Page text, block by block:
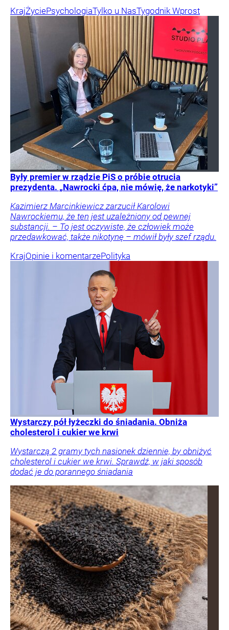
KrajŻyciePsychologiaTylko u NasTygodnik Wprost
Były premier w rządzie PiS o próbie otrucia
prezydenta. „Nawrocki ćpa, nie mówię, że narkotyki”
Kazimierz Marcinkiewicz zarzucił Karolowi
Nawrockiemu, że ten jest uzależniony od pewnej
substancji. – To jest oczywiste, że człowiek może
przedawkować, także nikotynę – mówił były szef rządu.
KrajOpinie i komentarzePolityka
Wystarczy pół łyżeczki do śniadania. Obniża
cholesterol i cukier we krwi
Wystarczą 2 gramy tych nasionek dziennie, by obniżyć
cholesterol i cukier we krwi. Sprawdź, w jaki sposób
dodać je do porannego śniadania